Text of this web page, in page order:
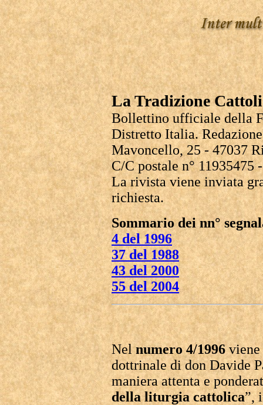
La Tradizione
Bollettino ufficiale della
Distretto Italia.
Mavoncello, 25 - 47037
C/C postale n°
La rivista viene inviata
richiesta.
Sommario dei nn°
4 del 1996
37 del 1988
43 del 2000
55 del 2004
Nelnumero 4/1996viene
dottrinale di don Davide
maniera attenta e
della liturgia cattolica”,